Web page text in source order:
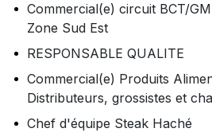
Commercial(e) circuit BCT/
Zone Sud Est
RESPONSABLE QUALITE
Commercial(e) Produits
Distributeurs, grossistes et
Chef d'équipe Steak Haché